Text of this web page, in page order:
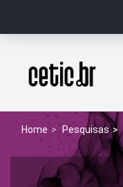
Página inicial
Home Pesquisas